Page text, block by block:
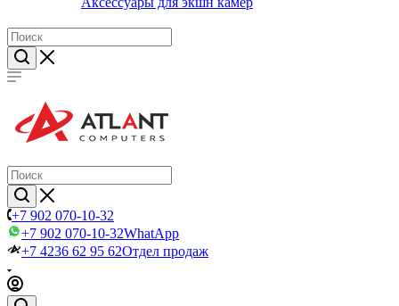
+7 902 070-10-32
+7 902 070-10-32WhatApp
+7 4236 62 95 62Отдел продаж